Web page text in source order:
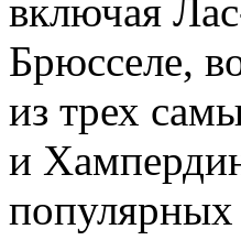
включая
Брюсселе,
из трех
и
популярных